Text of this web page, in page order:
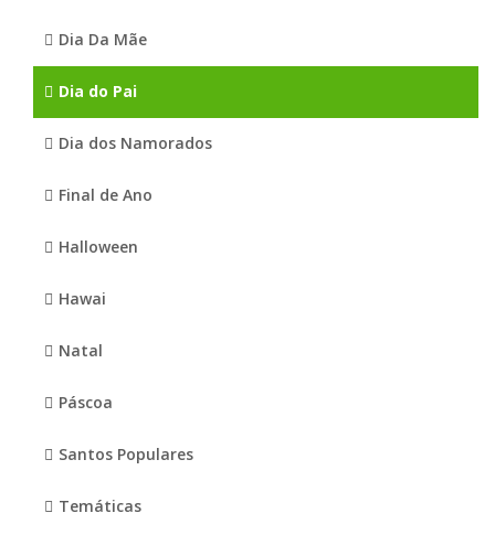
Dia Da Mãe
Dia do Pai
Dia dos Namorados
Final de Ano
Halloween
Hawai
Natal
Páscoa
Santos Populares
Temáticas